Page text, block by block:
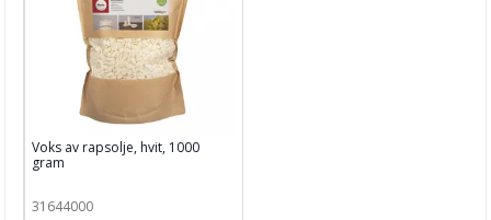
Bøker & Blader
Leverandører
Voks av rapsolje, hvit, 1000
gram
31644000